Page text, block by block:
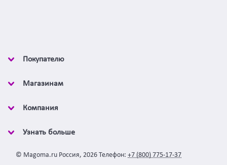
Покупателю
Магазинам
Компания
Узнать больше
© Magoma.ru Россия, 2026 Телефон: +7 (800) 775-17-37